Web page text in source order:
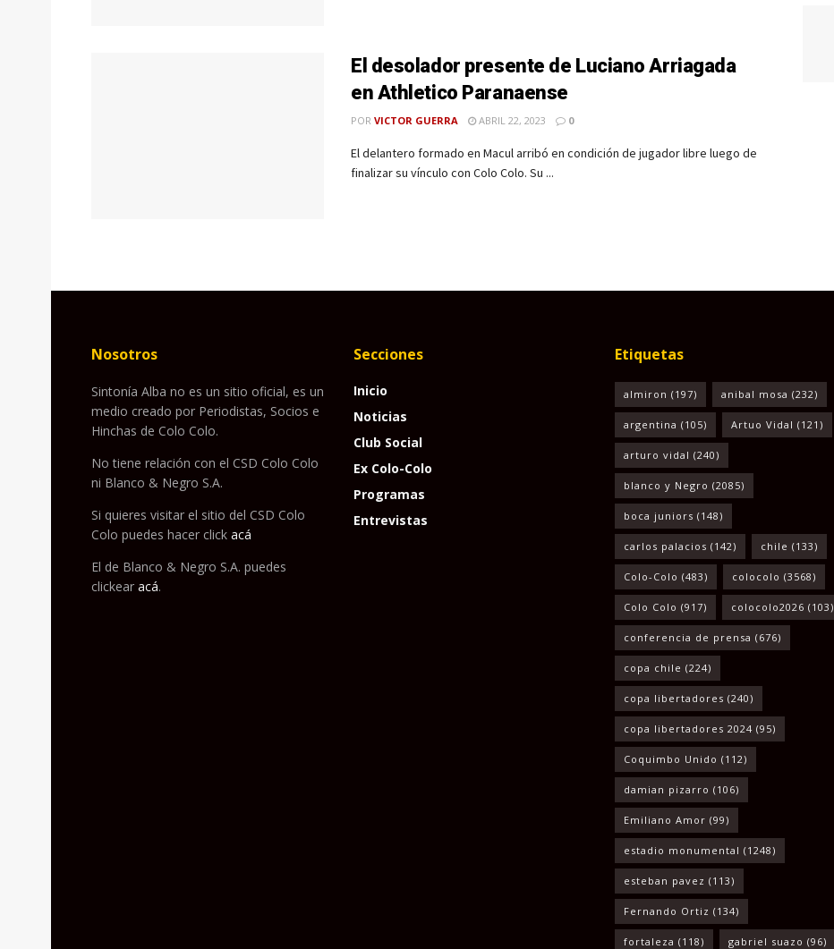
El desolador presente de Luciano Arriagada
en Athletico Paranaense
POR VICTOR GUERRA ABRIL 22, 2023 0
El delantero formado en Macul arribó en condición de jugador libre luego de
finalizar su vínculo con Colo Colo. Su ...
Nosotros
Sintonía Alba no es un sitio oficial, es un
medio creado por Periodistas, Socios e
Hinchas de Colo Colo.
No tiene relación con el CSD Colo Colo
ni Blanco & Negro S.A.
Si quieres visitar el sitio del CSD Colo
Colo puedes hacer click acá
El de Blanco & Negro S.A. puedes
clickear acá.
Secciones
Inicio
Noticias
Club Social
Ex Colo-Colo
Programas
Entrevistas
Etiquetas
almiron (197) anibal mosa (232)
argentina (105) Artuo Vidal (121)
arturo vidal (240)
blanco y Negro (2085)
boca juniors (148)
carlos palacios (142) chile (133)
Colo-Colo (483) colocolo (3568)
Colo Colo (917) colocolo2026 (103)
conferencia de prensa (676)
copa chile (224)
copa libertadores (240)
copa libertadores 2024 (95)
Coquimbo Unido (112)
damian pizarro (106)
Emiliano Amor (99)
estadio monumental (1248)
esteban pavez (113)
Fernando Ortiz (134)
fortaleza (118) gabriel suazo (96)